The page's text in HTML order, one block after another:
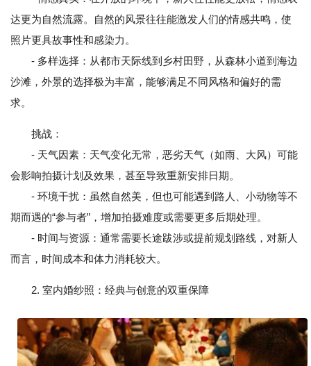
达更为自然流露。自然的风景往往能激发人们的情感共鸣，使
照片更具故事性和感染力。
- 多样选择：从都市天际线到乡村田野，从森林小道到海边
沙滩，外景的选择极为丰富，能够满足不同风格和偏好的需
求。
挑战：
- 天气因素：天气变化无常，恶劣天气（如雨、大风）可能
会影响拍摄计划及效果，甚至导致重新安排日期。
- 环境干扰：虽然自然美，但也可能遇到路人、小动物等不
期而遇的“参与者”，增加拍摄难度或需要更多后期处理。
- 时间与资源：通常需要长途跋涉或提前规划路线，对新人
而言，时间成本和体力消耗较大。
2. 室内婚纱照：经典与创意的双重保障